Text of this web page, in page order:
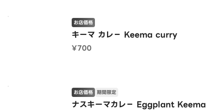
キーマ カレ− Keema curry
お店価格
¥700
ナスキーマカレ− Eggplant Keema
お店価格 期間限定